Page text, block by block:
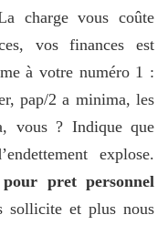
charge vous coûte
vos finances est
à votre numéro 1 :
pap/2 a minima, les
vous ? Indique que
explose.
pret personnel
sollicite et plus nous